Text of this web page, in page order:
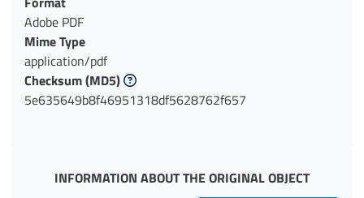
Adobe PDF
Mime Type
application/pdf
Checksum(MD5)
5e635649b8f46951318df5628762f657
INFORMATION ABOUT THE ORIGINAL OBJECT